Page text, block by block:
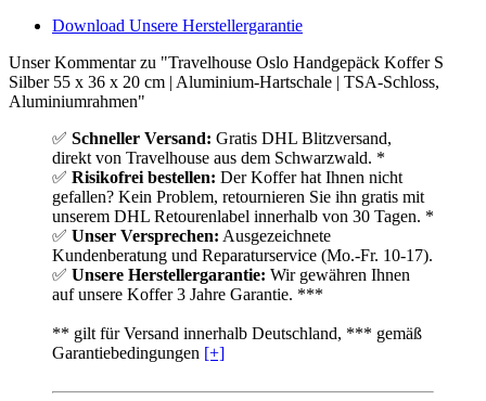
Download Unsere Herstellergarantie
Unser Kommentar zu "Travelhouse Oslo Handgepäck Koffer S
Silber 55 x 36 x 20 cm | Aluminium-Hartschale | TSA-Schloss,
Aluminiumrahmen"
✅ Schneller Versand: Gratis DHL Blitzversand,
direkt von Travelhouse aus dem Schwarzwald. *
✅ Risikofrei bestellen: Der Koffer hat Ihnen nicht
gefallen? Kein Problem, retournieren Sie ihn gratis mit
unserem DHL Retourenlabel innerhalb von 30 Tagen. *
✅ Unser Versprechen: Ausgezeichnete
Kundenberatung und Reparaturservice (Mo.-Fr. 10-17).
✅ Unsere Herstellergarantie: Wir gewähren Ihnen
auf unsere Koffer 3 Jahre Garantie. ***
** gilt für Versand innerhalb Deutschland, *** gemäß
Garantiebedingungen [+]